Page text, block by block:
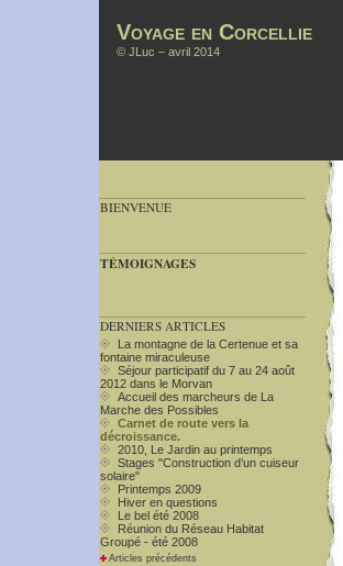
Voyage en Corcellie
© JLuc – avril 2014
BIENVENUE
TÉMOIGNAGES
DERNIERS ARTICLES
La montagne de la Certenue et sa
fontaine miraculeuse
Séjour participatif du 7 au 24 août
2012 dans le Morvan
Accueil des marcheurs de La
Marche des Possibles
Carnet de route vers la
décroissance.
2010, Le Jardin au printemps
Stages "Construction d’un cuiseur
solaire"
Printemps 2009
Hiver en questions
Le bel été 2008
Réunion du Réseau Habitat
Groupé - été 2008
Articles précédents